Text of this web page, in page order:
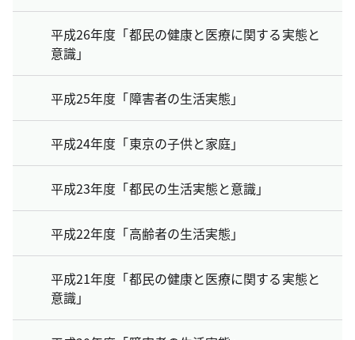
平成26年度「都民の健康と医療に関する実態と
意識」
平成25年度「障害者の生活実態」
平成24年度「東京の子供と家庭」
平成23年度「都民の生活実態と意識」
平成22年度「高齢者の生活実態」
平成21年度「都民の健康と医療に関する実態と
意識」